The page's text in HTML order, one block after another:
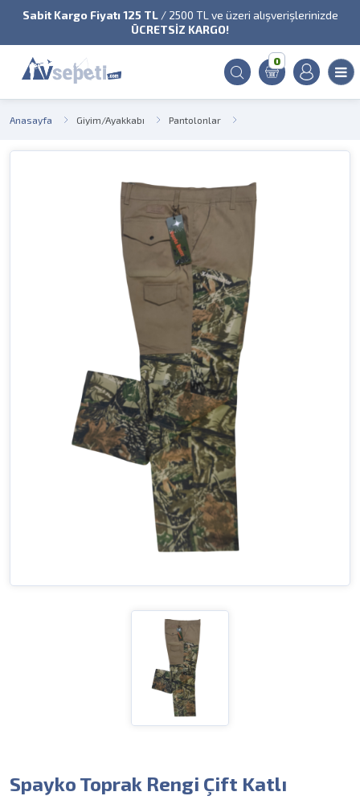
Sabit Kargo Fiyatı 125 TL/ 2500 TL ve üzeri alışverişlerinizde
ÜCRETSİZ KARGO!
0
Anasayfa Giyim/Ayakkabı Pantolonlar
Spayko Toprak Rengi Çift Katlı